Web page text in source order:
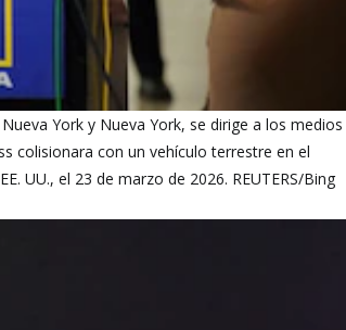
York y Nueva York, se dirige a los medios
colisionara con un vehículo terrestre en el
UU., el 23 de marzo de 2026. REUTERS/Bing